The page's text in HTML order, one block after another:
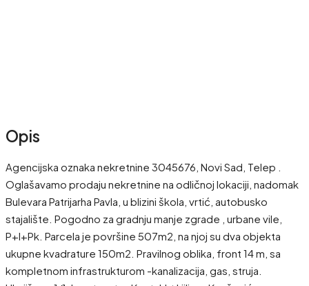
Opis
Agencijska oznaka nekretnine 3045676, Novi Sad, Telep .
Oglašavamo prodaju nekretnine na odličnoj lokaciji, nadomak
Bulevara Patrijarha Pavla, u blizini škola, vrtić, autobusko
stajalište. Pogodno za gradnju manje zgrade , urbane vile,
P+I+Pk. Parcela je površine 507m2, na njoj su dva objekta
ukupne kvadrature 150m2. Pravilnog oblika, front 14 m, sa
kompletnom infrastrukturom -kanalizacija, gas, struja.